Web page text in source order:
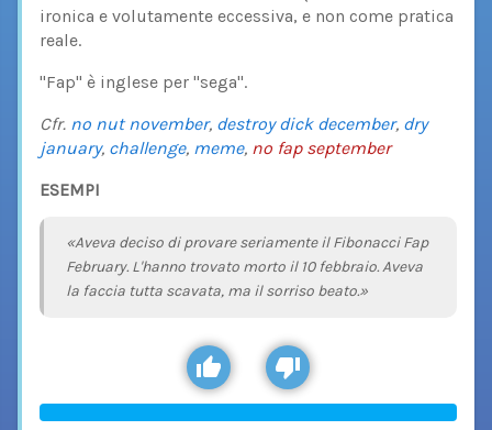
ironica e volutamente eccessiva, e non come pratica
reale.
"Fap" è inglese per "sega".
Cfr. no nut november, destroy dick december, dry
january, challenge, meme, no fap september
ESEMPI
«Aveva deciso di provare seriamente il Fibonacci Fap
February. L'hanno trovato morto il 10 febbraio. Aveva
la faccia tutta scavata, ma il sorriso beato.»